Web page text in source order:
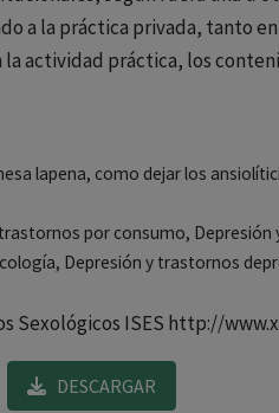
a la práctica privada, tanto
actividad práctica, los
lapena, como dejar los
por consumo,
Depresión y trastornos
Sexológicos ISES http://
DESCARGAR